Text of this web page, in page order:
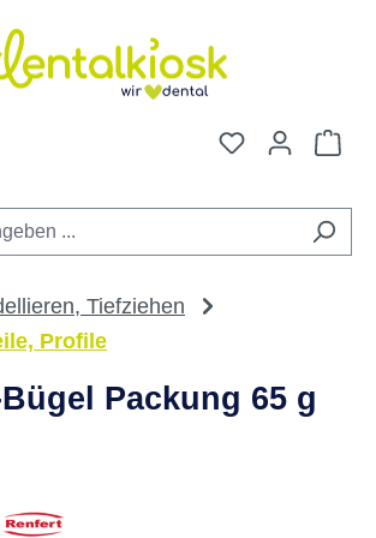
springen
Du hast 0
Tiefziehen
Profile
Packung 65 g